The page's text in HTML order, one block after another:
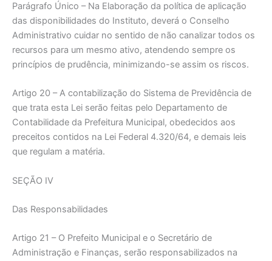
Parágrafo Único – Na Elaboração da política de aplicação
das disponibilidades do Instituto, deverá o Conselho
Administrativo cuidar no sentido de não canalizar todos os
recursos para um mesmo ativo, atendendo sempre os
princípios de prudência, minimizando-se assim os riscos.
Artigo 20 – A contabilização do Sistema de Previdência de
que trata esta Lei serão feitas pelo Departamento de
Contabilidade da Prefeitura Municipal, obedecidos aos
preceitos contidos na Lei Federal 4.320/64, e demais leis
que regulam a matéria.
SEÇÃO IV
Das Responsabilidades
Artigo 21 – O Prefeito Municipal e o Secretário de
Administração e Finanças, serão responsabilizados na